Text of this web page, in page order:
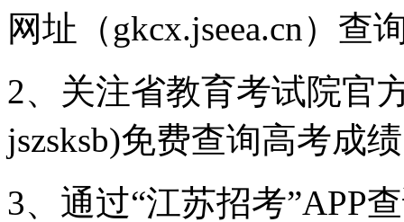
网址（gkcx.jseea.cn）查
2、关注省教育考试院官
jszsksb)免费查询高考成
3、通过“江苏招考”APP